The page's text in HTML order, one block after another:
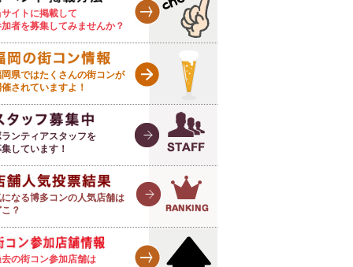
イトに掲載して
者を募集してみませんか？
県ではたくさんの街コンが
されていますよ！
ンティアスタッフを
しています！
なる博多コンの人気店舗は
？
の街コン参加店舗は